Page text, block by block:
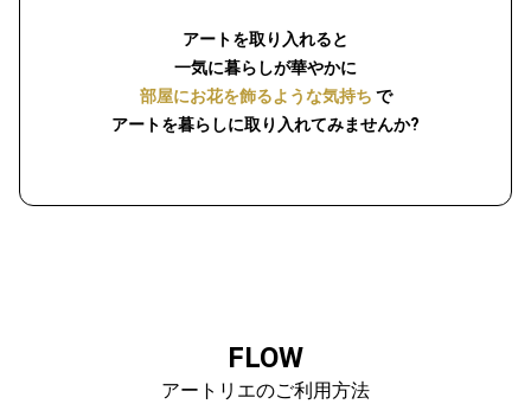
アートを取り入れると
一気に暮らしが華やかに
部屋にお花を飾るような気持ち で
アートを暮らしに取り入れてみませんか?
FLOW
アートリエのご利用方法